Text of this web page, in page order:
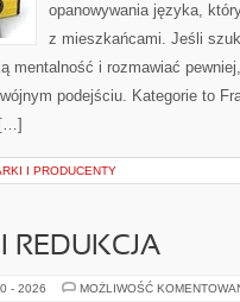
opanowywania języka,
z mieszkańcami. Jeśli
mentalność i rozmawiać
podejściu. Kategorie to
I PRODUCENTY
REDUKCJA
- 2026 MOŻLIWOŚĆ